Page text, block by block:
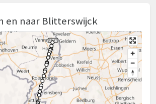
en naar Blitterswijck